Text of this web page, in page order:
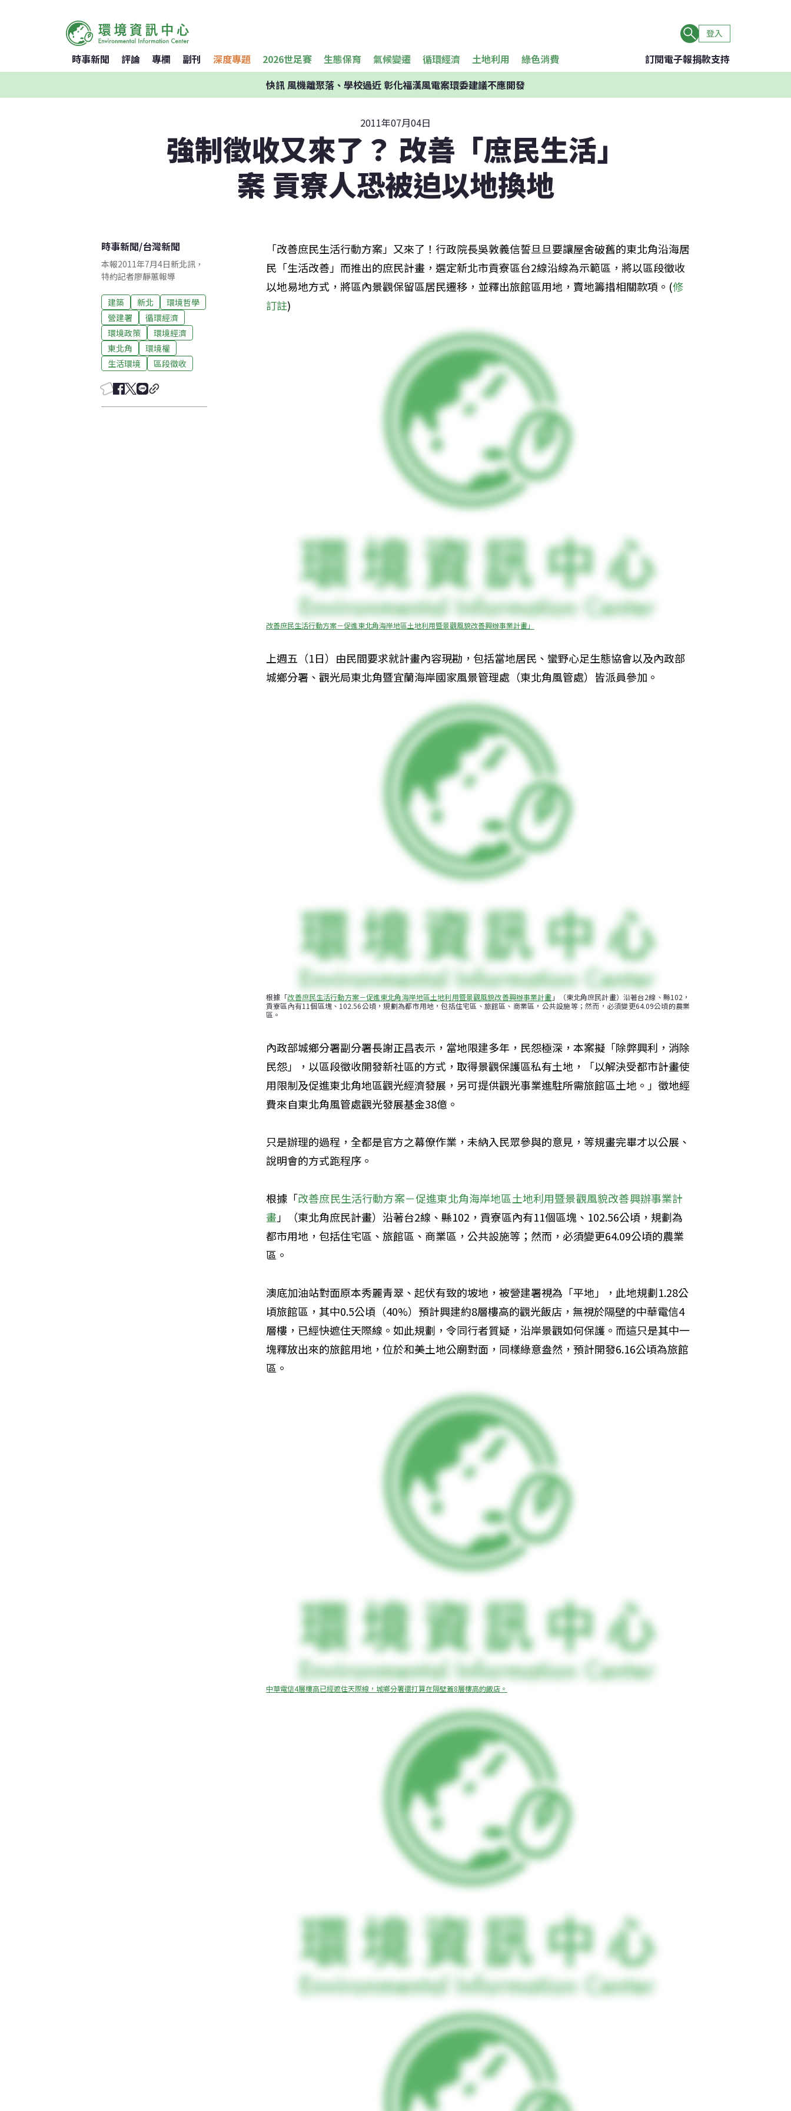
登入
時事新聞 評論 專欄 副刊 深度專題 2026世足賽 生態保育 氣候變遷 循環經濟 土地利用 綠色消費 訂閱電子報捐款支持
快訊風機離聚落、學校過近 彰化福漢風電案環委建議不應開發
2011年07月04日
強制徵收又來了？ 改善「庶民生活」
案 貢寮人恐被迫以地換地
時事新聞/台灣新聞
本報2011年7月4日新北訊，
特約記者廖靜蕙報導
建築 新北
環境哲學
營建署
循環經濟
環境政策
環境經濟
東北角
環境權
生活環境
區段徵收
「改善庶民生活行動方案」又來了！行政院長吳敦義信誓旦旦要讓屋舍破舊的東北角沿海居
民「生活改善」而推出的庶民計畫，選定新北市貢寮區台2線沿線為示範區，將以區段徵收
以地易地方式，將區內景觀保留區居民遷移，並釋出旅館區用地，賣地籌措相關款項。(修
訂註)
改善庶民生活行動方案－促進東北角海岸地區土地利用暨景觀風貌改善興辦事業計畫」
上週五（1日）由民間要求就計畫內容現勘，包括當地居民、蠻野心足生態協會以及內政部
城鄉分署、觀光局東北角暨宜蘭海岸國家風景管理處（東北角風管處）皆派員參加。
根據「改善庶民生活行動方案－促進東北角海岸地區土地利用暨景觀風貌改善興辦事業計畫 」（東北角庶民計畫）沿著台2線、縣102，
貢寮區內有11個區塊、102.56公頃，規劃為都市用地，包括住宅區、旅館區、商業區，公共設施等；然而，必須變更64.09公頃的農業
區。
內政部城鄉分署副分署長謝正昌表示，當地限建多年，民怨極深，本案擬「除弊興利，消除
民怨」，以區段徵收開發新社區的方式，取得景觀保護區私有土地，「以解決受都市計畫使
用限制及促進東北角地區觀光經濟發展，另可提供觀光事業進駐所需旅館區土地。」徵地經
費來自東北角風管處觀光發展基金38億。
只是辦理的過程，全都是官方之幕僚作業，未納入民眾參與的意見，等規畫完畢才以公展、
說明會的方式跑程序。
根據「改善庶民生活行動方案－促進東北角海岸地區土地利用暨景觀風貌改善興辦事業計
畫」（東北角庶民計畫）沿著台2線、縣102，貢寮區內有11個區塊、102.56公頃，規劃為
都市用地，包括住宅區、旅館區、商業區，公共設施等；然而，必須變更64.09公頃的農業
區。
澳底加油站對面原本秀麗青翠、起伏有致的坡地，被營建署視為「平地」，此地規劃1.28公
頃旅館區，其中0.5公頃（40%）預計興建約8層樓高的觀光飯店，無視於隔壁的中華電信4
層樓，已經快遮住天際線。如此規劃，令同行者質疑，沿岸景觀如何保護。而這只是其中一
塊釋放出來的旅館用地，位於和美土地公廟對面，同樣綠意盎然，預計開發6.16公頃為旅館
區。
中華電信4層樓高已經遮住天際線，城鄉分署還打算在隔壁蓋8層樓高的飯店。